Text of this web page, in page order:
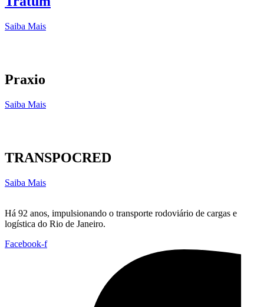
Saiba Mais
Praxio
Saiba Mais
TRANSPOCRED
Saiba Mais
Há 92 anos, impulsionando o transporte rodoviário de cargas e
logística do Rio de Janeiro.
Facebook-f